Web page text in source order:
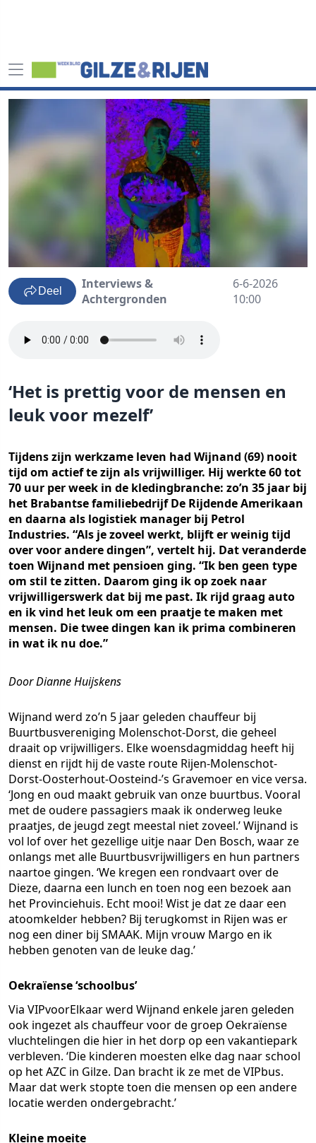
Deel
Interviews &
Achtergronden
6-6-2026
10:00
‘Het is prettig voor de mensen en
leuk voor mezelf’
Tijdens zijn werkzame leven had Wijnand (69) nooit
tijd om actief te zijn als vrijwilliger. Hij werkte 60 tot
70 uur per week in de kledingbranche: zo’n 35 jaar bij
het Brabantse familiebedrijf De Rijdende Amerikaan
en daarna als logistiek manager bij Petrol
Industries. “Als je zoveel werkt, blijft er weinig tijd
over voor andere dingen”, vertelt hij. Dat veranderde
toen Wijnand met pensioen ging. “Ik ben geen type
om stil te zitten. Daarom ging ik op zoek naar
vrijwilligerswerk dat bij me past. Ik rijd graag auto
en ik vind het leuk om een praatje te maken met
mensen. Die twee dingen kan ik prima combineren
in wat ik nu doe.”
Door Dianne Huijskens
Wijnand werd zo’n 5 jaar geleden chauffeur bij
Buurtbusvereniging Molenschot-Dorst, die geheel
draait op vrijwilligers. Elke woensdagmiddag heeft hij
dienst en rijdt hij de vaste route Rijen-Molenschot-
Dorst-Oosterhout-Oosteind-’s Gravemoer en vice versa.
‘Jong en oud maakt gebruik van onze buurtbus. Vooral
met de oudere passagiers maak ik onderweg leuke
praatjes, de jeugd zegt meestal niet zoveel.’ Wijnand is
vol lof over het gezellige uitje naar Den Bosch, waar ze
onlangs met alle Buurtbusvrijwilligers en hun partners
naartoe gingen. ‘We kregen een rondvaart over de
Dieze, daarna een lunch en toen nog een bezoek aan
het Provinciehuis. Echt mooi! Wist je dat ze daar een
atoomkelder hebben? Bij terugkomst in Rijen was er
nog een diner bij SMAAK. Mijn vrouw Margo en ik
hebben genoten van de leuke dag.’
Oekraïense ‘schoolbus’
Via VIPvoorElkaar werd Wijnand enkele jaren geleden
ook ingezet als chauffeur voor de groep Oekraïense
vluchtelingen die hier in het dorp op een vakantiepark
verbleven. ‘Die kinderen moesten elke dag naar school
op het AZC in Gilze. Dan bracht ik ze met de VIPbus.
Maar dat werk stopte toen die mensen op een andere
locatie werden ondergebracht.’
Kleine moeite